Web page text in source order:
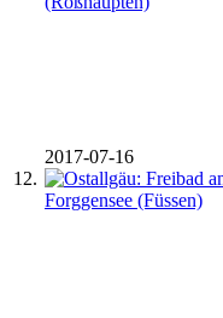
12.
2017-07-16